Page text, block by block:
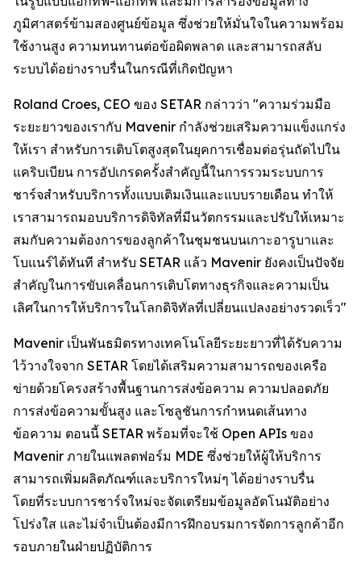
ภูมิศาสตร์ข้ามสองศูนย์ข้อมูล ซึ่งช่วยให้มั่นใจในความพร้อม
ใช้งานสูง ความทนทานต่อข้อผิดพลาด และสามารถสลับ
ระบบได้อย่างราบรื่นในกรณีที่เกิดปัญหา
Roland Croes, CEO ของ SETAR กล่าวว่า "ความร่วมมือ
ระยะยาวของเรากับ Mavenir กำลังช่วยเสริมความแข็งแกร่ง
ให้เรา สำหรับการเติบโตสูงสุดในยุคการเชื่อมต่อรุ่นถัดไปใน
แคริบเบียน การอัปเกรดครั้งสำคัญนี้ในการรวมระบบการ
ชาร์จสำหรับบริการทั้งแบบเติมเงินและแบบรายเดือน ทำให้
เราสามารถมอบบริการดิจิทัลที่มีนวัตกรรมและปรับให้เหมาะ
สมกับความต้องการของลูกค้าในชุมชนบนเกาะอารูบาและ
โบแนร์ได้ทันที สำหรับ SETAR แล้ว Mavenir ยังคงเป็นปัจจัย
สำคัญในการขับเคลื่อนการเติบโตทางธุรกิจและความเป็น
เลิศในการให้บริการในโลกดิจิทัลที่เปลี่ยนแปลงอย่างรวดเร็ว"
Mavenir เป็นพันธมิตรทางเทคโนโลยีระยะยาวที่ได้รับความ
ไว้วางใจจาก SETAR โดยได้เสริมความสามารถของเครือ
ข่ายด้วยโครงสร้างพื้นฐานการส่งข้อความ ความปลอดภัย
การส่งข้อความขั้นสูง และโซลูชันการกำหนดเส้นทาง
ข้อความ ตอนนี้ SETAR พร้อมที่จะใช้ Open APIs ของ
Mavenir ภายในแพลตฟอร์ม MDE ซึ่งช่วยให้ผู้ให้บริการ
สามารถเพิ่มผลิตภัณฑ์และบริการใหม่ๆ ได้อย่างราบรื่น
โดยที่ระบบการชาร์จใหม่จะจัดเตรียมข้อมูลอัตโนมัติอย่าง
โปร่งใส และไม่จำเป็นต้องมีการฝึกอบรมการจัดการลูกค้าอีก
รอบภายในฝ่ายปฏิบัติการ